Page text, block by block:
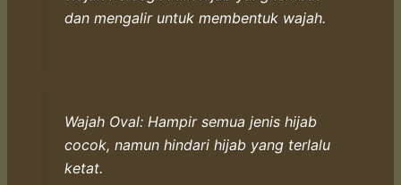
dan mengalir untuk membentuk wajah.
Wajah Oval: Hampir semua jenis hijab
cocok, namun hindari hijab yang terlalu
ketat.